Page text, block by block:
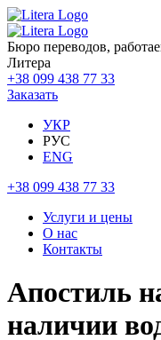
Бюро переводов,
Литера
+38 099 438 77 33
Заказать
УКР
РУС
ENG
+38 099 438 77 33
Услуги и цены
О нас
Контакты
Апостиль
наличии